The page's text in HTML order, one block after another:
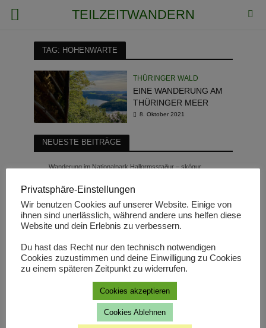
TEILZEITWANDERN
TAG: HOHENWARTE
THÜRINGER WALD
EINE WANDERUNG AM
THÜRINGER MEER
8. Oktober 2021
NEUESTE BEITRÄGE
Wanderung im Nationalpark Hallormsstaður – skógur
Interview mit Janine von Gepackt & Los: 10 Fragen rund ums
Wandern
Im Land der Vulkane – Wandern auf Traumpfad und
Traumpfädchen
Meine schönsten Kurzwanderungen in 2022
Privatsphäre-Einstellungen
Wir benutzen Cookies auf unserer Website. Einige von
ihnen sind unerlässlich, während andere uns helfen diese
Website und dein Erlebnis zu verbessern.
Du hast das Recht nur den technisch notwendigen
Cookies zuzustimmen und deine Einwilligung zu Cookies
zu einem späteren Zeitpunkt zu widerrufen.
Cookies akzeptieren
Cookies Ablehnen